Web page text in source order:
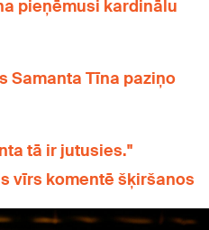
pieņēmusi kardinālu
Samanta Tīna paziņo
tā ir jutusies."
vīrs komentē šķiršanos